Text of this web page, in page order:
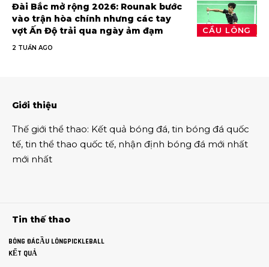
CẦU LÔNG
Đài Bắc mở rộng 2026: Rounak bước
vào trận hòa chính nhưng các tay
vợt Ấn Độ trải qua ngày ảm đạm
2 TUẦN AGO
Giới thiệu
Thế giới thể thao: Kết quả bóng đá, tin bóng đá quốc
tế, tin thể thao quốc tế, nhận định bóng đá mới nhất
mới nhất
Tin thế thao
BÓNG ĐÁCẦU LÔNGPICKLEBALL
KẾT QUẢ